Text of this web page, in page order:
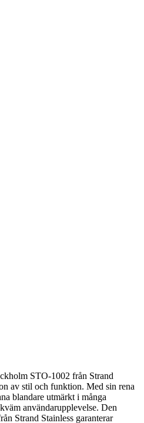
STO-1002 från Strand
av stil och funktion. Med sin rena
blandare utmärkt i många
användarupplevelse. Den
Strand Stainless garanterar